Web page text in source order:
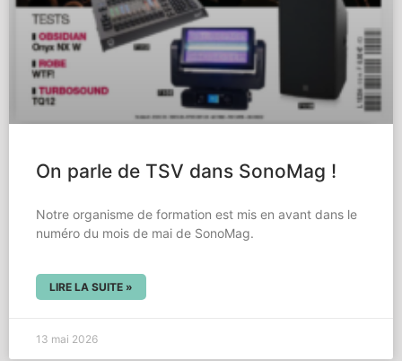
On parle de TSV dans SonoMag !
Notre organisme de formation est mis en avant dans le
numéro du mois de mai de SonoMag.
LIRE LA SUITE »
13 mai 2026